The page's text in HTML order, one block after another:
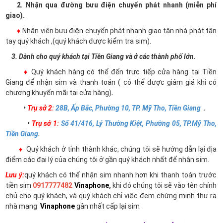
2. Nhận qua đường bưu điện chuyển phát nhanh (miễn phí
giao).
♦ Nhân viên bưu điện chuyển phát nhanh giao tận nhà phát tận
tay quý khách ,(quý khách được kiểm tra sim).
3. Dành cho quý khách tại Tiền Giang và ở các thành phố lớn.
♦ Quý khách hàng có thể đến trực tiếp cửa hàng tại Tiền
Giang để nhận sim và thanh toán ( có thể được giảm giá khi có
chương khuyến mãi tại cửa hàng).
• Trụ sở 2:28B, Ấp Bắc, Phường 10, TP. Mỹ Tho, Tiền Giang .
• Trụ sở 1: Số 41/416, Lý Thường Kiệt, Phường 05, TP.Mỹ Tho,
Tiền Giang.
♦ Quý khách ở tỉnh thành khác, chúng tôi sẽ hướng dẫn lại địa
điểm các đại lý của chúng tôi ở gần quý khách nhất để nhận sim.
Lưu ý:quý khách có thể nhận sim nhanh hơn khi thanh toán trước
tiền sim 0917777482 Vinaphone, khi đó chúng tôi sẽ vào tên chính
chủ cho quý khách, và quý khách chỉ việc đem chứng minh thư ra
nhà mạng Vinaphonegần nhất cấp lại sim